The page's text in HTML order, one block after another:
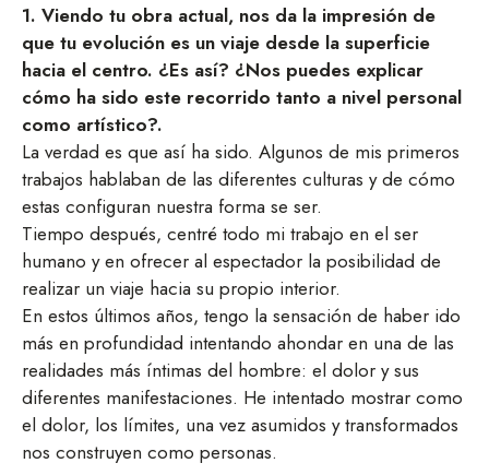
1. Viendo tu obra actual, nos da la impresión de
que tu evolución es un viaje desde la superficie
hacia el centro. ¿Es así? ¿Nos puedes explicar
cómo ha sido este recorrido tanto a nivel personal
como artístico?.
La verdad es que así ha sido. Algunos de mis primeros
trabajos hablaban de las diferentes culturas y de cómo
estas configuran nuestra forma se ser.
Tiempo después, centré todo mi trabajo en el ser
humano y en ofrecer al espectador la posibilidad de
realizar un viaje hacia su propio interior.
En estos últimos años, tengo la sensación de haber ido
más en profundidad intentando ahondar en una de las
realidades más íntimas del hombre: el dolor y sus
diferentes manifestaciones. He intentado mostrar como
el dolor, los límites, una vez asumidos y transformados
nos construyen como personas.